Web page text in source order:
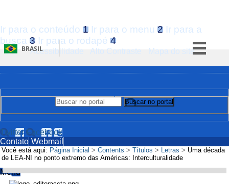
Ir para o conteúdo 1 Ir para o menu 2 Ir para a
busca 3 Ir para o rodapé 4
Acessibilidade Alto Contraste Mapa do site
BRASIL
Simplifique!
Participe
Acesso à informação
Canais
Buscar no portal
Twitter Facebook
Contato Webmail
Você está aqui: Página Inicial >Contents >Títulos > Letras > Uma década
de LEA-NI no ponto extremo das Américas: Interculturalidade
Menu